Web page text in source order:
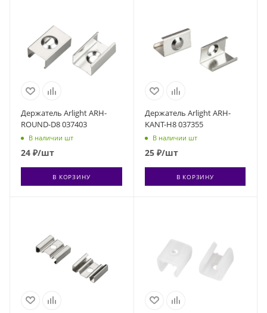
Держатель Arlight ARH-
ROUND-D8 037403
В наличии шт
24 ₽/шт
В КОРЗИНУ
Держатель Arlight ARH-
KANT-H8 037355
В наличии шт
25₽/шт
В КОРЗИНУ